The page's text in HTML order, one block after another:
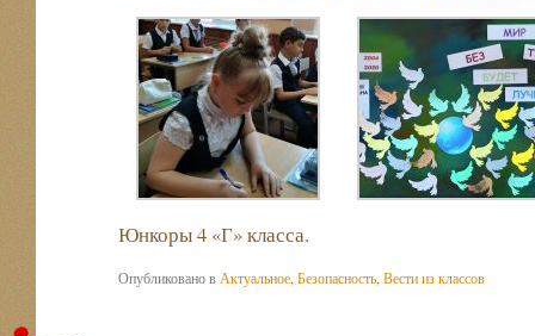
Юнкоры 4 «Г» класса.
Опубликовано в Актуальное Безопасность Вести из классов